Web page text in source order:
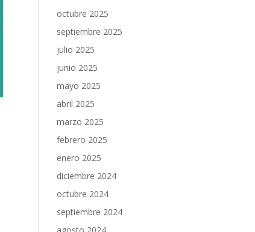
octubre 2025
septiembre 2025
julio 2025
junio 2025
mayo 2025
abril 2025
marzo 2025
febrero 2025
enero 2025
diciembre 2024
octubre 2024
septiembre 2024